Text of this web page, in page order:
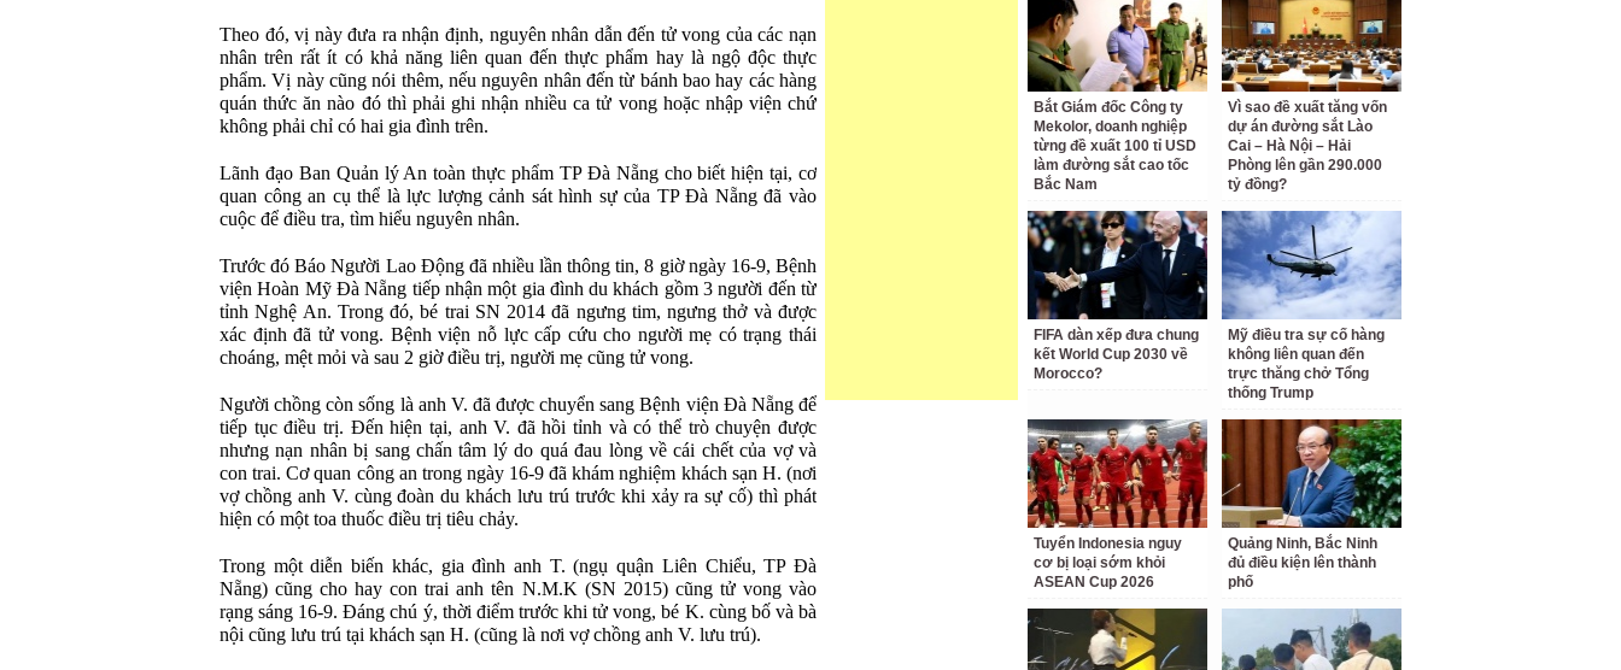
Theo đó, vị này đưa ra nhận định, nguyên nhân dẫn đến tử vong của các nạn
nhân trên rất ít có khả năng liên quan đến thực phẩm hay là ngộ độc thực
phẩm. Vị này cũng nói thêm, nếu nguyên nhân đến từ bánh bao hay các hàng
quán thức ăn nào đó thì phải ghi nhận nhiều ca tử vong hoặc nhập viện chứ
không phải chỉ có hai gia đình trên.
Lãnh đạo Ban Quản lý An toàn thực phẩm TP Đà Nẵng cho biết hiện tại, cơ
quan công an cụ thể là lực lượng cảnh sát hình sự của TP Đà Nẵng đã vào
cuộc để điều tra, tìm hiểu nguyên nhân.
Trước đó Báo Người Lao Động đã nhiều lần thông tin, 8 giờ ngày 16-9, Bệnh
viện Hoàn Mỹ Đà Nẵng tiếp nhận một gia đình du khách gồm 3 người đến từ
tỉnh Nghệ An. Trong đó, bé trai SN 2014 đã ngưng tim, ngưng thở và được
xác định đã tử vong. Bệnh viện nỗ lực cấp cứu cho người mẹ có trạng thái
choáng, mệt mỏi và sau 2 giờ điều trị, người mẹ cũng tử vong.
Người chồng còn sống là anh V. đã được chuyển sang Bệnh viện Đà Nẵng để
tiếp tục điều trị. Đến hiện tại, anh V. đã hồi tỉnh và có thể trò chuyện được
nhưng nạn nhân bị sang chấn tâm lý do quá đau lòng về cái chết của vợ và
con trai. Cơ quan công an trong ngày 16-9 đã khám nghiệm khách sạn H. (nơi
vợ chồng anh V. cùng đoàn du khách lưu trú trước khi xảy ra sự cố) thì phát
hiện có một toa thuốc điều trị tiêu chảy.
Trong một diễn biến khác, gia đình anh T. (ngụ quận Liên Chiểu, TP Đà
Nẵng) cũng cho hay con trai anh tên N.M.K (SN 2015) cũng tử vong vào
rạng sáng 16-9. Đáng chú ý, thời điểm trước khi tử vong, bé K. cùng bố và bà
nội cũng lưu trú tại khách sạn H. (cũng là nơi vợ chồng anh V. lưu trú).
Bắt Giám đốc Công ty
Mekolor, doanh nghiệp
từng đề xuất 100 tỉ USD
làm đường sắt cao tốc
Bắc Nam
Vì sao đề xuất tăng vốn
dự án đường sắt Lào
Cai – Hà Nội – Hải
Phòng lên gần 290.000
tỷ đồng?
FIFA dàn xếp đưa chung
kết World Cup 2030 về
Morocco?
Mỹ điều tra sự cố hàng
không liên quan đến
trực thăng chở Tổng
thống Trump
Tuyển Indonesia nguy
cơ bị loại sớm khỏi
ASEAN Cup 2026
Quảng Ninh, Bắc Ninh
đủ điều kiện lên thành
phố